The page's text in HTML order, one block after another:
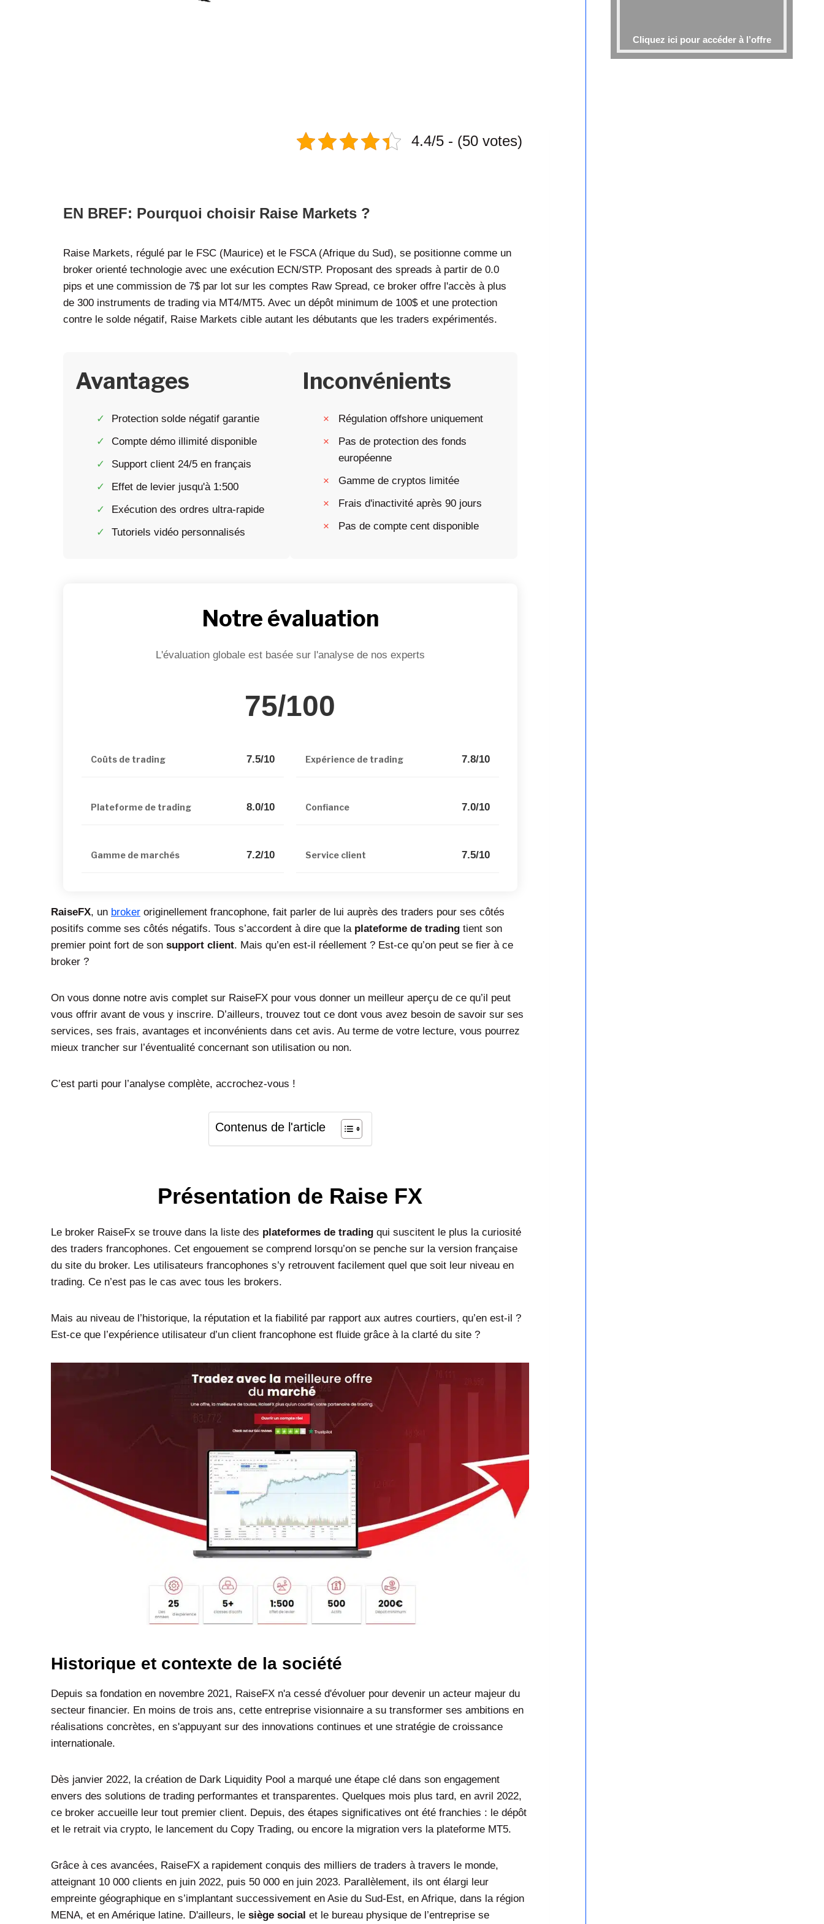
4.4/5 - (50 votes)
EN BREF: Pourquoi choisir Raise Markets ?
Raise Markets, régulé par le FSC (Maurice) et le FSCA (Afrique du Sud), se positionne comme un
broker orienté technologie avec une exécution ECN/STP. Proposant des spreads à partir de 0.0
pips et une commission de 7$ par lot sur les comptes Raw Spread, ce broker offre l'accès à plus
de 300 instruments de trading via MT4/MT5. Avec un dépôt minimum de 100$ et une protection
contre le solde négatif, Raise Markets cible autant les débutants que les traders expérimentés.
Avantages
Protection solde négatif garantie
Compte démo illimité disponible
Support client 24/5 en français
Effet de levier jusqu'à 1:500
Exécution des ordres ultra-rapide
Tutoriels vidéo personnalisés
Inconvénients
Régulation offshore uniquement
Pas de protection des fonds
européenne
Gamme de cryptos limitée
Frais d'inactivité après 90 jours
Pas de compte cent disponible
Notre évaluation
L'évaluation globale est basée sur l'analyse de nos experts
75/100
Coûts de trading 7.5/10 Expérience de trading 7.8/10
Plateforme de trading 8.0/10 Confiance 7.0/10
Gamme de marchés 7.2/10 Service client 7.5/10
RaiseFX, un broker originellement francophone, fait parler de lui auprès des traders pour ses côtés
positifs comme ses côtés négatifs. Tous s’accordent à dire que la plateforme de trading tient son
premier point fort de son support client. Mais qu’en est-il réellement ? Est-ce qu’on peut se fier à ce
broker ?
On vous donne notre avis complet sur RaiseFX pour vous donner un meilleur aperçu de ce qu’il peut
vous offrir avant de vous y inscrire. D’ailleurs, trouvez tout ce dont vous avez besoin de savoir sur ses
services, ses frais, avantages et inconvénients dans cet avis. Au terme de votre lecture, vous pourrez
mieux trancher sur l’éventualité concernant son utilisation ou non.
C’est parti pour l’analyse complète, accrochez-vous !
Contenus de l'article
Présentation de Raise FX
Le broker RaiseFx se trouve dans la liste des plateformes de trading qui suscitent le plus la curiosité
des traders francophones. Cet engouement se comprend lorsqu’on se penche sur la version française
du site du broker. Les utilisateurs francophones s’y retrouvent facilement quel que soit leur niveau en
trading. Ce n’est pas le cas avec tous les brokers.
Mais au niveau de l’historique, la réputation et la fiabilité par rapport aux autres courtiers, qu’en est-il ?
Est-ce que l’expérience utilisateur d’un client francophone est fluide grâce à la clarté du site ?
Historique et contexte de la société
Depuis sa fondation en novembre 2021, RaiseFX n'a cessé d'évoluer pour devenir un acteur majeur du
secteur financier. En moins de trois ans, cette entreprise visionnaire a su transformer ses ambitions en
réalisations concrètes, en s'appuyant sur des innovations continues et une stratégie de croissance
internationale.
Dès janvier 2022, la création de Dark Liquidity Pool a marqué une étape clé dans son engagement
envers des solutions de trading performantes et transparentes. Quelques mois plus tard, en avril 2022,
ce broker accueille leur tout premier client. Depuis, des étapes significatives ont été franchies : le dépôt
et le retrait via crypto, le lancement du Copy Trading, ou encore la migration vers la plateforme MT5.
Grâce à ces avancées, RaiseFX a rapidement conquis des milliers de traders à travers le monde,
atteignant 10 000 clients en juin 2022, puis 50 000 en juin 2023. Parallèlement, ils ont élargi leur
empreinte géographique en s’implantant successivement en Asie du Sud-Est, en Afrique, dans la région
MENA, et en Amérique latine. D'ailleurs, le siège social et le bureau physique de l’entreprise se
Cliquez ici pour accéder à l’offre